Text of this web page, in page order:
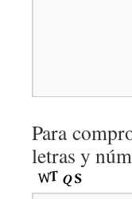
Para
letras y